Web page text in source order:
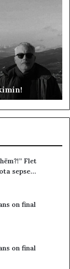
p
a
Flet
sepse…
on final
on final